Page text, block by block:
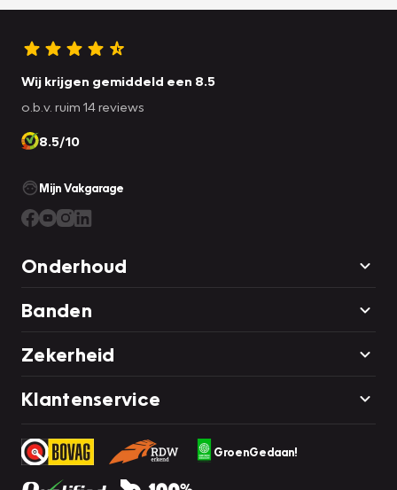
Wij krijgen gemiddeld een 8.5
o.b.v. ruim 14 reviews
8.5/10
Mijn Vakgarage
Onderhoud
Banden
Zekerheid
Klantenservice
GroenGedaan!